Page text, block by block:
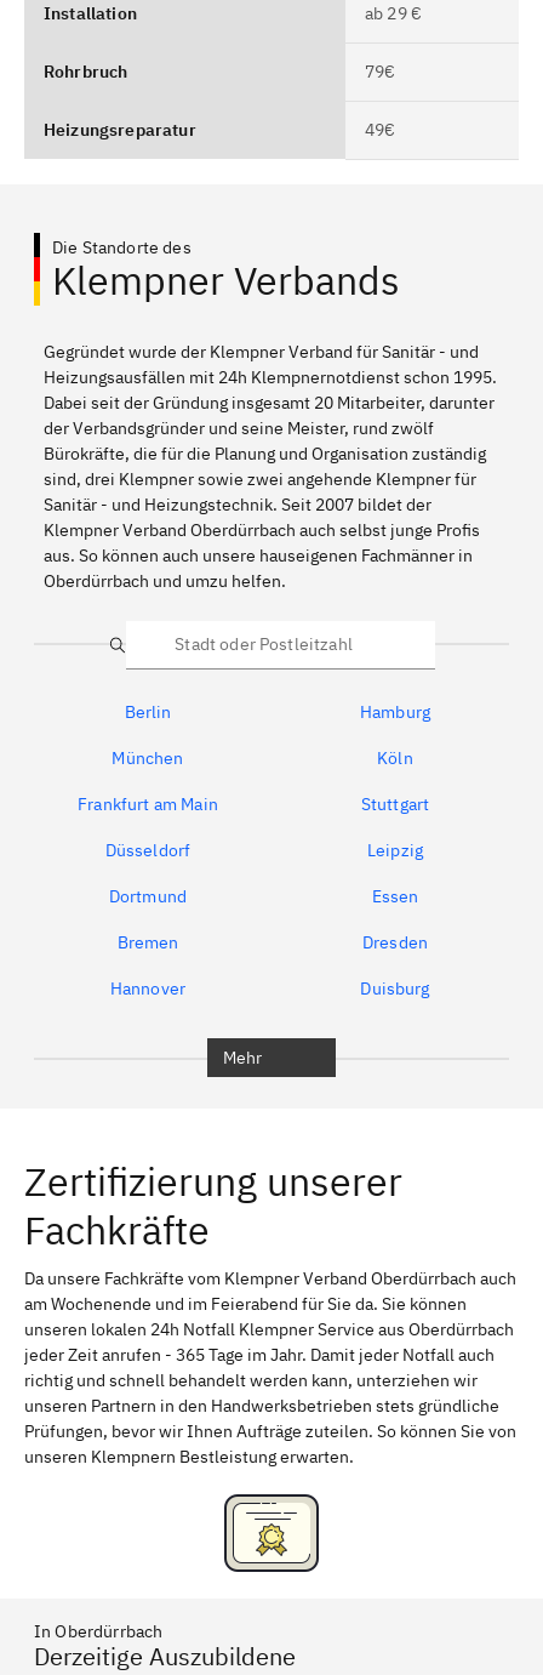
Installation ab 29 €
Rohrbruch 79€
Heizungsreparatur 49€
Die Standorte des
Klempner Verbands
Gegründet wurde der Klempner Verband für Sanitär - und
Heizungsausfällen mit 24h Klempnernotdienst schon 1995.
Dabei seit der Gründung insgesamt 20 Mitarbeiter, darunter
der Verbandsgründer und seine Meister, rund zwölf
Bürokräfte, die für die Planung und Organisation zuständig
sind, drei Klempner sowie zwei angehende Klempner für
Sanitär - und Heizungstechnik. Seit 2007 bildet der
Klempner Verband Oberdürrbach auch selbst junge Profis
aus. So können auch unsere hauseigenen Fachmänner in
Oberdürrbach und umzu helfen.
Suche
Berlin Hamburg
München Köln
Frankfurt am Main Stuttgart
Düsseldorf Leipzig
Dortmund Essen
Bremen Dresden
Hannover Duisburg
Erlangen Bamberg
Bayreuth
Schweinfurt Passau
Freising Rudelsdorf, Mittelfranken
Mehr
Zertifizierung unserer
Fachkräfte
Da unsere Fachkräfte vom Klempner Verband Oberdürrbach auch
am Wochenende und im Feierabend für Sie da. Sie können
unseren lokalen 24h Notfall Klempner Service aus Oberdürrbach
jeder Zeit anrufen - 365 Tage im Jahr. Damit jeder Notfall auch
richtig und schnell behandelt werden kann, unterziehen wir
unseren Partnern in den Handwerksbetrieben stets gründliche
Prüfungen, bevor wir Ihnen Aufträge zuteilen. So können Sie von
unseren Klempnern Bestleistung erwarten.
In Oberdürrbach
Derzeitige Auszubildene